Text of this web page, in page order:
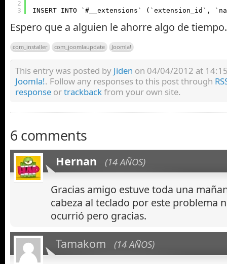
2
3
INSERT INTO `#__extensions`
Espero que a alguien le ahorre algo de tiempo.
com_installer com_joomlaupdate Joomla!
This entry was posted by Jiden on 04/04/2012 at
Joomla!. Follow any responses to this post through
response ortrackbackfrom your own site.
6 comments
Hernan (14 AÑOS)
Gracias amigo estuve toda una
cabeza al teclado por este problema
ocurrió pero gracias.
Tamakom (14 AÑOS)